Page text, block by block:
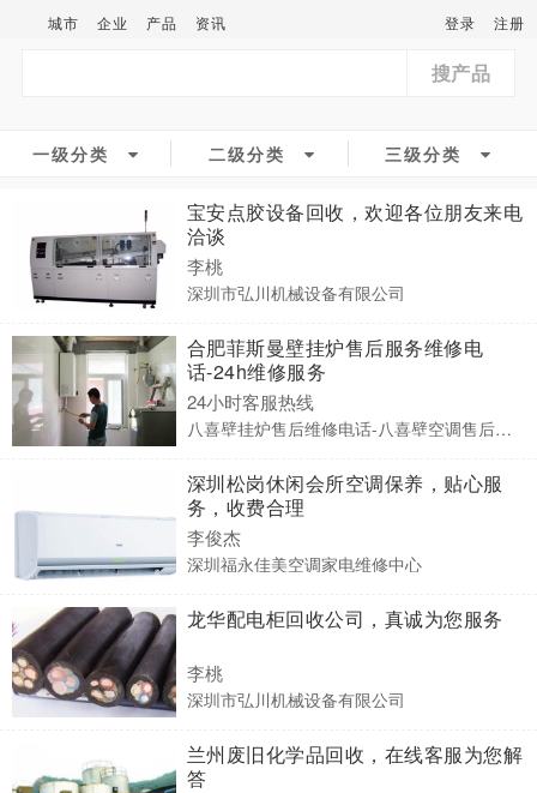
城市 企业 产品 资讯 登录 注册
搜产品
一级分类 二级分类 三级分类
宝安点胶设备回收，欢迎各位朋友来电
洽谈
李桃
深圳市弘川机械设备有限公司
合肥菲斯曼壁挂炉售后服务维修电
话-24h维修服务
24小时客服热线
八喜壁挂炉售后维修电话-八喜壁空调售后服务点电话
深圳松岗休闲会所空调保养，贴心服
务，收费合理
李俊杰
深圳福永佳美空调家电维修中心
龙华配电柜回收公司，真诚为您服务
李桃
深圳市弘川机械设备有限公司
兰州废旧化学品回收，在线客服为您解
答